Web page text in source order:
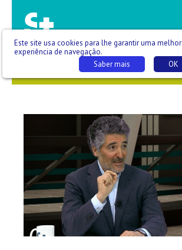
SAÚDE QUE SE VÊ
Este site usa cookies para lhe garantir uma melhor
experiência de navegação.
OK
Saber mais